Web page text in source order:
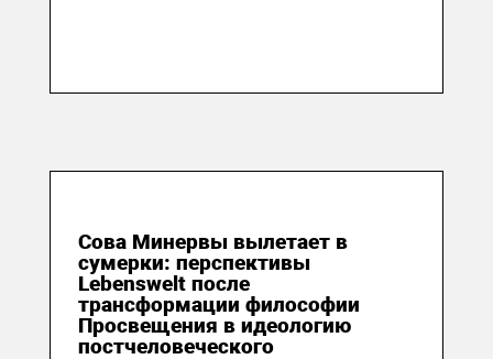
Сова Минервы вылетает в
сумерки: перспективы
Lebenswelt после
трансформации философии
Просвещения в идеологию
постчеловеческого